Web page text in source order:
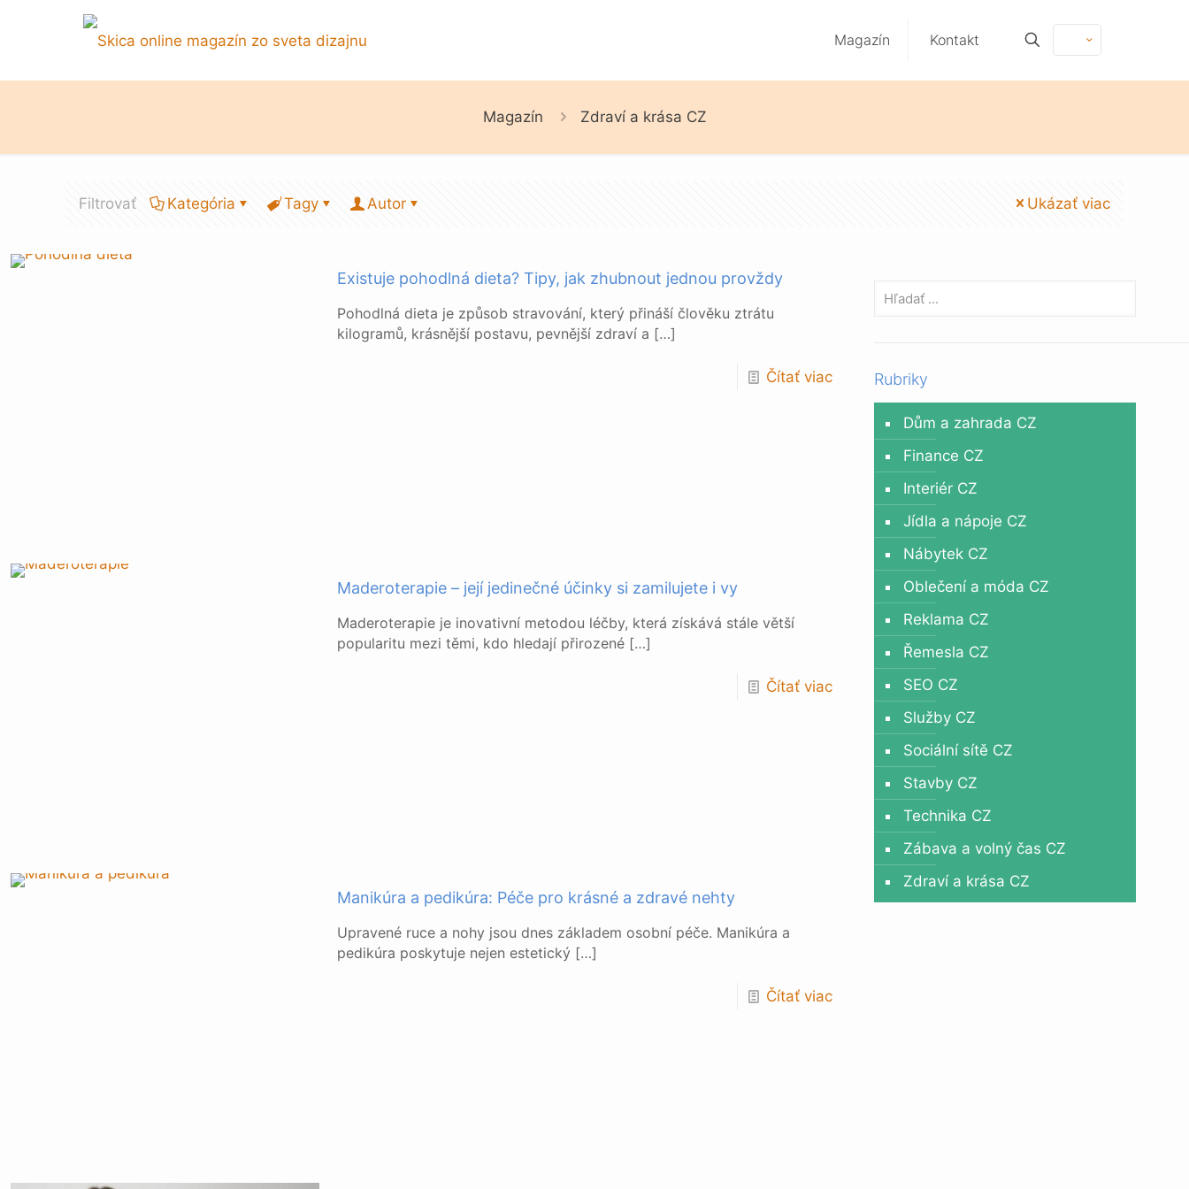
Magazín Kontakt
Magazín Zdraví a krása CZ
Filtrovať Kategória Tagy Autor Ukázať viac
Existuje pohodlná dieta? Tipy, jak zhubnout jednou provždy
Pohodlná dieta je způsob stravování, který přináší člověku ztrátu
kilogramů, krásnější postavu, pevnější zdraví a […]
Čítať viac
Maderoterapie – její jedinečné účinky si zamilujete i vy
Maderoterapie je inovativní metodou léčby, která získává stále větší
popularitu mezi těmi, kdo hledají přirozené […]
Čítať viac
Manikúra a pedikúra: Péče pro krásné a zdravé nehty
Upravené ruce a nohy jsou dnes základem osobní péče. Manikúra a
pedikúra poskytuje nejen estetický […]
Čítať viac
Rubriky
Dům a zahrada CZ
Finance CZ
Interiér CZ
Jídla a nápoje CZ
Nábytek CZ
Oblečení a móda CZ
Reklama CZ
Řemesla CZ
SEO CZ
Služby CZ
Sociální sítě CZ
Stavby CZ
Technika CZ
Zábava a volný čas CZ
Zdraví a krása CZ